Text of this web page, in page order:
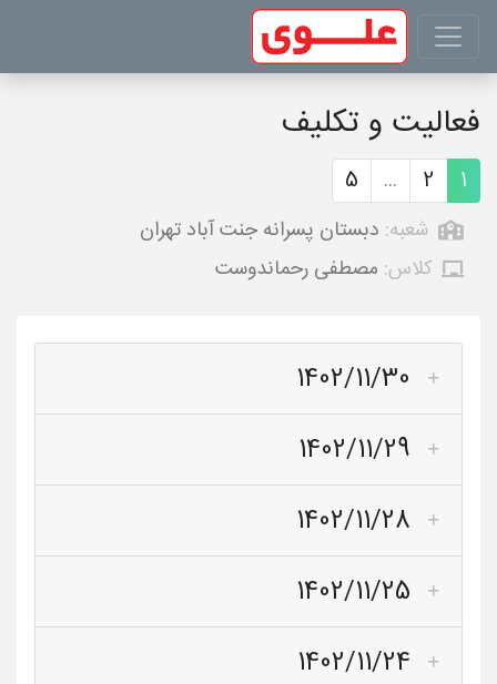
فعالیت و تکلیف
1
2
...
5
شعبه: دبستان پسرانه جنت آباد تهران
کلاس: مصطفی رحماندوست
1402/11/30
1402/11/29
1402/11/28
1402/11/25
1402/11/24